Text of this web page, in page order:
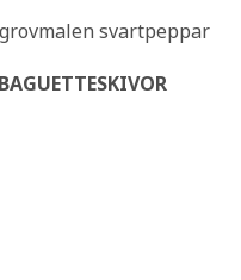
svartpeppar